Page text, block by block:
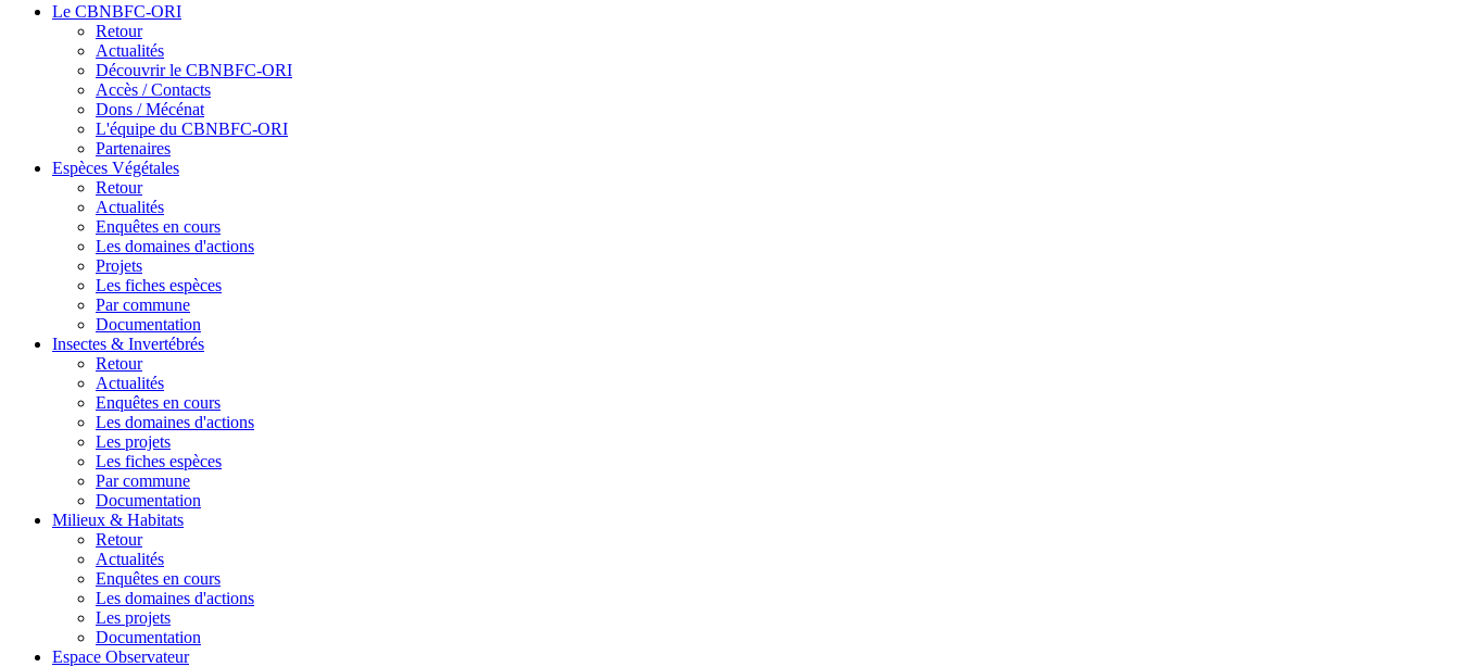
Le CBNBFC-ORI
Retour
Actualités
Découvrir le CBNBFC-ORI
Accès / Contacts
Dons / Mécénat
L'équipe du CBNBFC-ORI
Partenaires
Espèces Végétales
Retour
Actualités
Enquêtes en cours
Les domaines d'actions
Projets
Les fiches espèces
Par commune
Documentation
Insectes & Invertébrés
Retour
Actualités
Enquêtes en cours
Les domaines d'actions
Les projets
Les fiches espèces
Par commune
Documentation
Milieux & Habitats
Retour
Actualités
Enquêtes en cours
Les domaines d'actions
Les projets
Documentation
Espace Observateur